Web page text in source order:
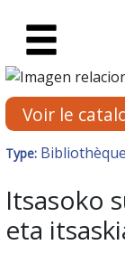
Fiche de
Voir le
Type:
Itsasoko
eta